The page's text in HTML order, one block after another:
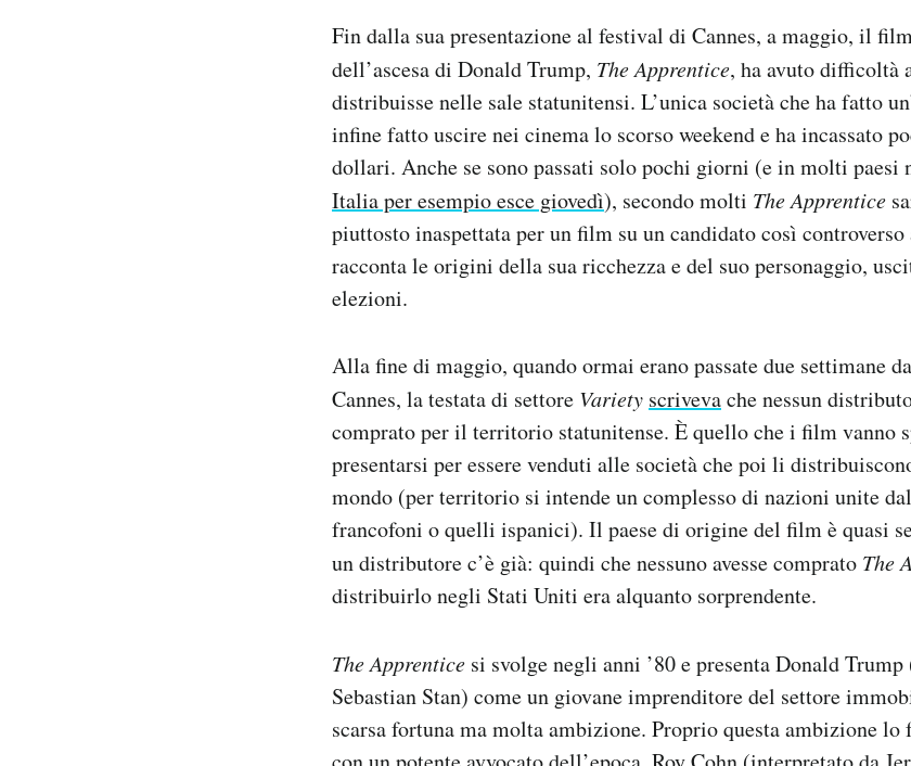
Fin dalla sua presentazione al festival di Cannes, a maggio, il
dell’ascesa di Donald Trump, The Apprentice, ha avuto difficoltà
distribuisse nelle sale statunitensi. L’unica società che ha fatto
infine fatto uscire nei cinema lo scorso weekend e ha incassato
dollari. Anche se sono passati solo pochi giorni (e in molti paesi
Italia per esempio esce giovedì), secondo molti The Apprentice
piuttosto inaspettata per un film su un candidato così
racconta le origini della sua ricchezza e del suo personaggio,
elezioni.
Alla fine di maggio, quando ormai erano passate due settimane
Cannes, la testata di settore Variety scrivevache nessun
comprato per il territorio statunitense. È quello che i film vanno
presentarsi per essere venduti alle società che poi li
mondo (per territorio si intende un complesso di nazioni unite
francofoni o quelli ispanici). Il paese di origine del film è quasi
un distributore c’è già: quindi che nessuno avesse comprato The
distribuirlo negli Stati Uniti era alquanto sorprendente.
The Apprentice si svolge negli anni ’80 e presenta Donald
Sebastian Stan) come un giovane imprenditore del settore
scarsa fortuna ma molta ambizione. Proprio questa ambizione lo